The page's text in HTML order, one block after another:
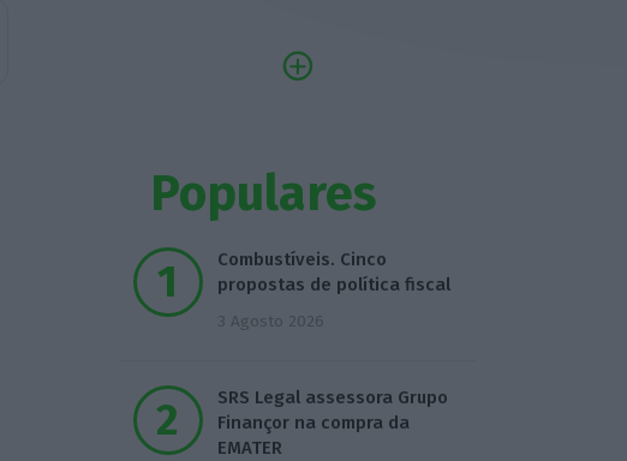
Populares
Combustíveis. Cinco
propostas de política fiscal
3 Agosto 2026
SRS Legal assessora Grupo
Finançor na compra da
EMATER